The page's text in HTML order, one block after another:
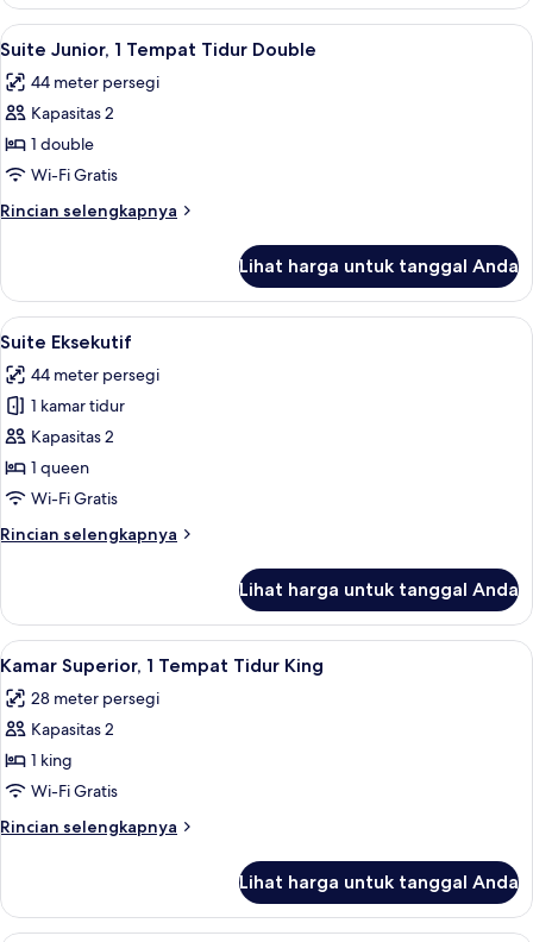
Deluks
Lihat
semua
foto
untuk
Suite
Junior,
1
Tempat
Double
Suite Junior, 1 Tempat Tidur
4
Suite Junior, 1 Tempat Tidur Double
44 meter persegi
Kapasitas 2
1 double
Wi-Fi Gratis
Rincian selengkapnya
Rincian
Suite
Junior,
1
Tidur
Double
Lihat harga untuk tanggal Anda
Lihat
semua
foto
untuk
Suite
Eksekutif
Suite Eksekutif | Minibar, brankas,
3
Suite Eksekutif
44 meter persegi
1 kamar tidur
Kapasitas 2
1 queen
Wi-Fi Gratis
Rincian selengkapnya
Rincian
Suite
Eksekutif
Lihat harga untuk tanggal Anda
Lihat
semua
foto
untuk
Kamar
Superior,
1
Tempat
King
Kamar Superior, 1 Tempat Tidur King
3
Kamar Superior, 1 Tempat Tidur King
28 meter persegi
Kapasitas 2
1 king
Wi-Fi Gratis
Rincian selengkapnya
Rincian
Kamar
Superior,
Lihat harga untuk tanggal Anda